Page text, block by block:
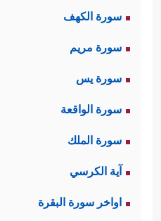
سورة الكهف
سورة مريم
سورة يس
سورة الواقعة
سورة الملك
آية الكرسي
اواخر سورة البقرة